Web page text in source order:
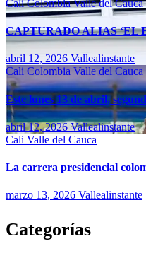
CaliColombiaValle del Cauca
CAPTURADO ALIAS ‘EL
abril 12, 2026 Vallealinstante
Cali Colombia Valle del Cauca
Este lunes 13 de abril,
abril 12, 2026 Vallealinstante
Cali Valle del Cauca
La carrera presidencial
marzo 13, 2026 Vallealinstante
Categorías